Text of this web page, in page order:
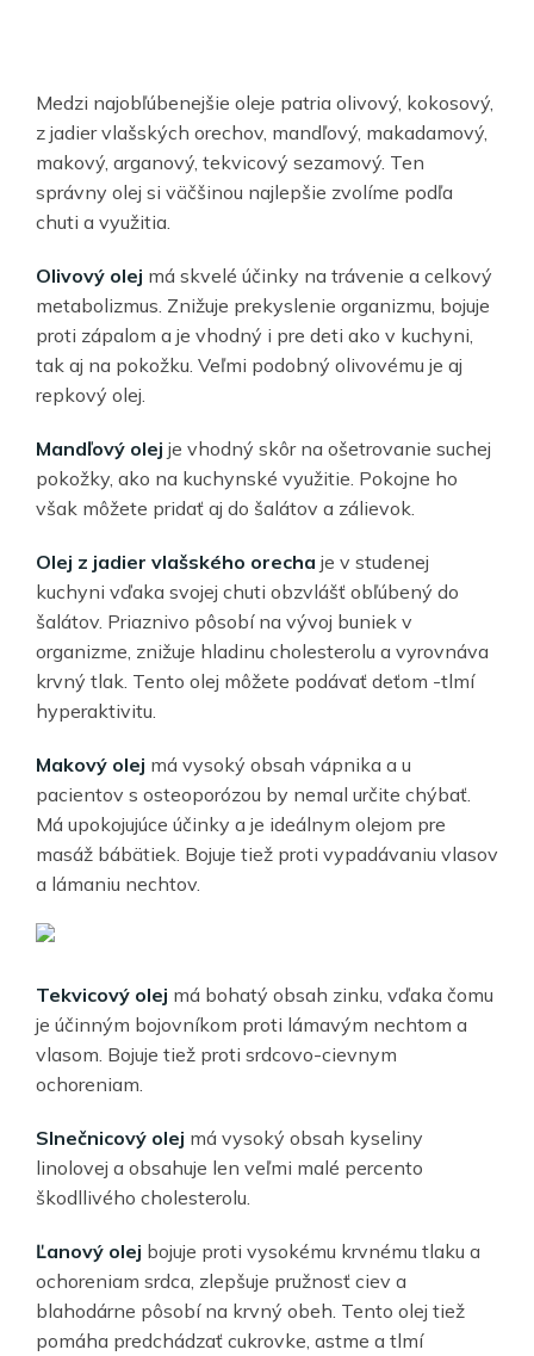
Medzi najobľúbenejšie oleje patria olivový, kokosový,
z jadier vlašských orechov, mandľový, makadamový,
makový, arganový, tekvicový sezamový. Ten
správny olej si väčšinou najlepšie zvolíme podľa
chuti a využitia.
Olivový olej má skvelé účinky na trávenie a celkový
metabolizmus. Znižuje prekyslenie organizmu, bojuje
proti zápalom a je vhodný i pre deti ako v kuchyni,
tak aj na pokožku. Veľmi podobný olivovému je aj
repkový olej.
Mandľový olej je vhodný skôr na ošetrovanie suchej
pokožky, ako na kuchynské využitie. Pokojne ho
však môžete pridať aj do šalátov a zálievok.
Olej z jadier vlašského orecha je v studenej
kuchyni vďaka svojej chuti obzvlášť obľúbený do
šalátov. Priaznivo pôsobí na vývoj buniek v
organizme, znižuje hladinu cholesterolu a vyrovnáva
krvný tlak. Tento olej môžete podávať deťom -tlmí
hyperaktivitu.
Makový olej má vysoký obsah vápnika a u
pacientov s osteoporózou by nemal určite chýbať.
Má upokojujúce účinky a je ideálnym olejom pre
masáž bábätiek. Bojuje tiež proti vypadávaniu vlasov
a lámaniu nechtov.
Tekvicový olej má bohatý obsah zinku, vďaka čomu
je účinným bojovníkom proti lámavým nechtom a
vlasom. Bojuje tiež proti srdcovo-cievnym
ochoreniam.
Slnečnicový olej má vysoký obsah kyseliny
linolovej a obsahuje len veľmi malé percento
škodllivého cholesterolu.
Ľanový olej bojuje proti vysokému krvnému tlaku a
ochoreniam srdca, zlepšuje pružnosť ciev a
blahodárne pôsobí na krvný obeh. Tento olej tiež
pomáha predchádzať cukrovke, astme a tlmí